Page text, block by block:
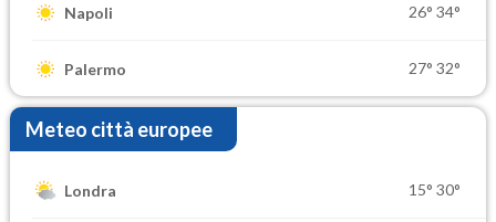
Napoli 26° 34°
Palermo 27° 32°
Meteo città europee
Londra 15° 30°